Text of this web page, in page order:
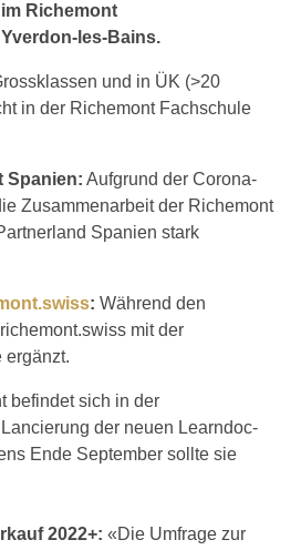
Richemont
les-Bains.
und in ÜK (>20
in der Richemont Fachschule
Spanien: Aufgrund der Corona-
Zusammenarbeit der Richemont
Spanien stark
: Während den
mit der
ergänzt.
befindet sich in der
der neuen Learndoc-
Ende September sollte sie
2022+: «Die Umfrage zur